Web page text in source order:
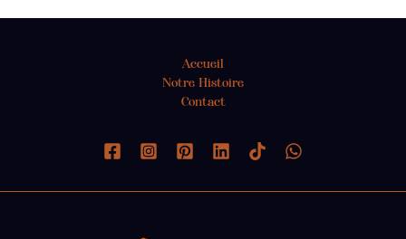
Accueil
Notre Histoire
Contact